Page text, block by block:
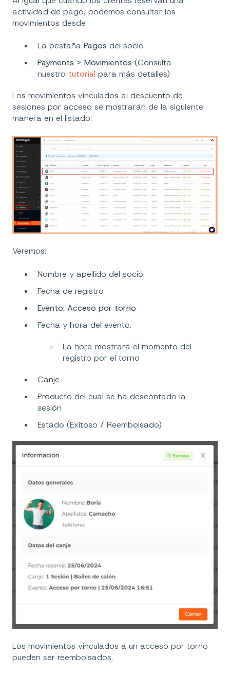
actividad de pago, podemos consultar los
movimientos desde
La pestaña Pagos del socio
Payments > Movimientos (Consulta
nuestro tutorial para más detalles)
Los movimientos vinculados al descuento de
sesiones por acceso se mostrarán de la siguiente
manera en el listado:
Veremos:
Nombre y apellido del socio
Fecha de registro
Evento: Acceso por torno
Fecha y hora del evento.
La hora mostrará el momento del
registro por el torno
Canje
Producto del cual se ha descontado la
sesión
Estado (Exitoso / Reembolsado)
Los movimientos vinculados a un acceso por torno
pueden ser reembolsados.